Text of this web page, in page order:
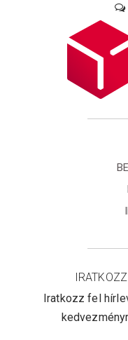
Iratkozz fel